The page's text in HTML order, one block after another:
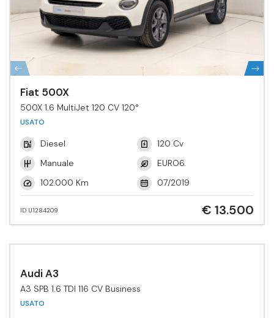
Fiat 500X
500X 1.6 MultiJet 120 CV 120°
USATO
Diesel
120 Cv
Manuale
EURO6.
102.000 Km
07/2019
ID U1284209 € 13.500
Audi A3
A3 SPB 1.6 TDI 116 CV Business
USATO